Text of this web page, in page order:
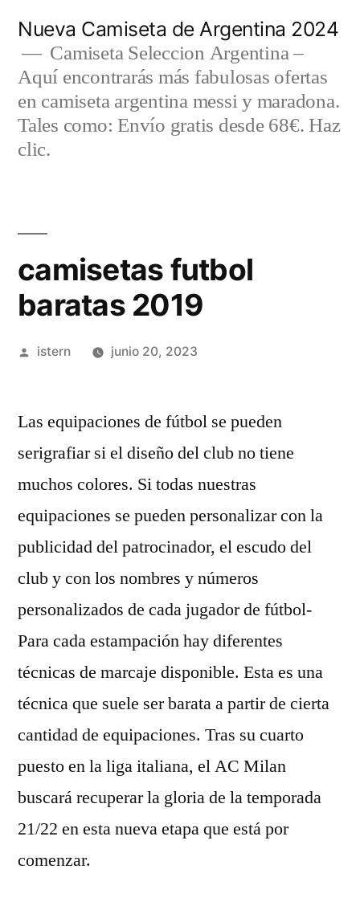
contenido
Nueva Camiseta de Argentina 2024
Camiseta Seleccion Argentina –
Aquí encontrarás más fabulosas ofertas
en camiseta argentina messi y maradona.
Tales como: Envío gratis desde 68€. Haz
clic.
camisetas futbol
baratas 2019
Publicado
istern junio 20, 2023
Las equipaciones de fútbol se pueden
serigrafiar si el diseño del club no tiene
muchos colores. Si todas nuestras
equipaciones se pueden personalizar con la
publicidad del patrocinador, el escudo del
club y con los nombres y números
personalizados de cada jugador de fútbol-
Para cada estampación hay diferentes
técnicas de marcaje disponible. Esta es una
técnica que suele ser barata a partir de cierta
cantidad de equipaciones. Tras su cuarto
puesto en la liga italiana, el AC Milan
buscará recuperar la gloria de la temporada
21/22 en esta nueva etapa que está por
comenzar.